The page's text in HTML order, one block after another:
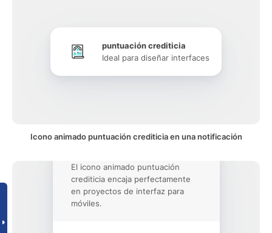
puntuación crediticia
Ideal para diseñar interfaces
Icono animado puntuación crediticia en una notificación
El icono animado puntuación
crediticia encaja perfectamente
en proyectos de interfaz para
móviles.